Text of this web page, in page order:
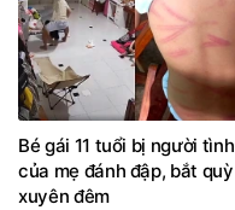
Bé gái 11 tuổi bị người tình
của mẹ đánh đập, bắt quỳ
xuyên đêm